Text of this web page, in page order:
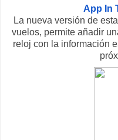
App In
La nueva versión de
vuelos, permite añadir
reloj con la información